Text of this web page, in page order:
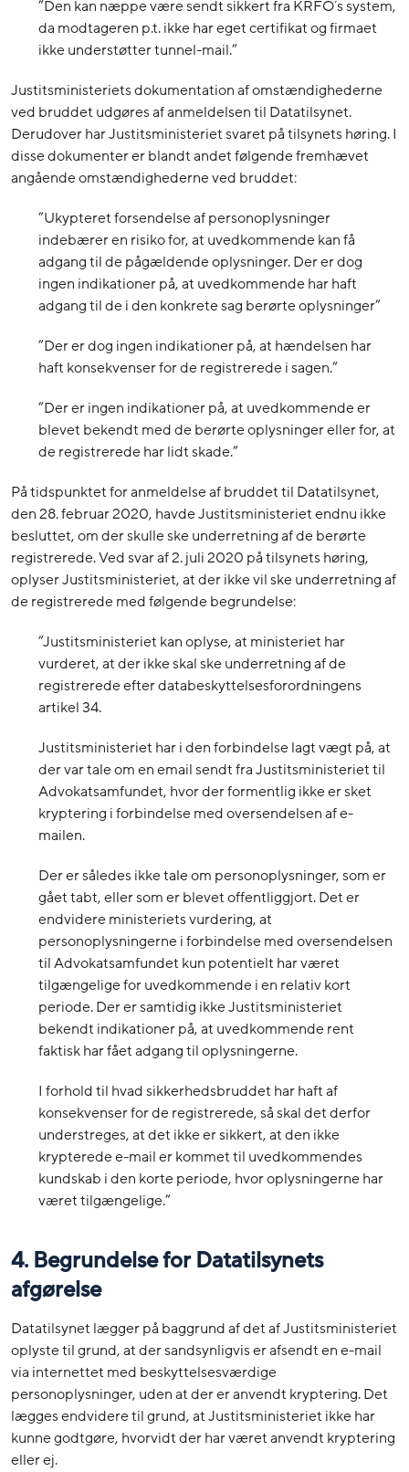
”Den kan næppe være sendt sikkert fra KRFO´s system,
da modtageren p.t. ikke har eget certifikat og firmaet
ikke understøtter tunnel-mail.”
Justitsministeriets dokumentation af omstændighederne
ved bruddet udgøres af anmeldelsen til Datatilsynet.
Derudover har Justitsministeriet svaret på tilsynets høring. I
disse dokumenter er blandt andet følgende fremhævet
angående omstændighederne ved bruddet:
”Ukypteret forsendelse af personoplysninger
indebærer en risiko for, at uvedkommende kan få
adgang til de pågældende oplysninger. Der er dog
ingen indikationer på, at uvedkommende har haft
adgang til de i den konkrete sag berørte oplysninger”
”Der er dog ingen indikationer på, at hændelsen har
haft konsekvenser for de registrerede i sagen.”
”Der er ingen indikationer på, at uvedkommende er
blevet bekendt med de berørte oplysninger eller for, at
de registrerede har lidt skade.”
På tidspunktet for anmeldelse af bruddet til Datatilsynet,
den 28. februar 2020, havde Justitsministeriet endnu ikke
besluttet, om der skulle ske underretning af de berørte
registrerede. Ved svar af 2. juli 2020 på tilsynets høring,
oplyser Justitsministeriet, at der ikke vil ske underretning af
de registrerede med følgende begrundelse:
”Justitsministeriet kan oplyse, at ministeriet har
vurderet, at der ikke skal ske underretning af de
registrerede efter databeskyttelsesforordningens
artikel 34.
Justitsministeriet har i den forbindelse lagt vægt på, at
der var tale om en email sendt fra Justitsministeriet til
Advokatsamfundet, hvor der formentlig ikke er sket
kryptering i forbindelse med oversendelsen af e-
mailen.
Der er således ikke tale om personoplysninger, som er
gået tabt, eller som er blevet offentliggjort. Det er
endvidere ministeriets vurdering, at
personoplysningerne i forbindelse med oversendelsen
til Advokatsamfundet kun potentielt har været
tilgængelige for uvedkommende i en relativ kort
periode. Der er samtidig ikke Justitsministeriet
bekendt indikationer på, at uvedkommende rent
faktisk har fået adgang til oplysningerne.
I forhold til hvad sikkerhedsbruddet har haft af
konsekvenser for de registrerede, så skal det derfor
understreges, at det ikke er sikkert, at den ikke
krypterede e-mail er kommet til uvedkommendes
kundskab i den korte periode, hvor oplysningerne har
været tilgængelige.”
4. Begrundelse for Datatilsynets
afgørelse
Datatilsynet lægger på baggrund af det af Justitsministeriet
oplyste til grund, at der sandsynligvis er afsendt en e-mail
via internettet med beskyttelsesværdige
personoplysninger, uden at der er anvendt kryptering. Det
lægges endvidere til grund, at Justitsministeriet ikke har
kunne godtgøre, hvorvidt der har været anvendt kryptering
eller ej.